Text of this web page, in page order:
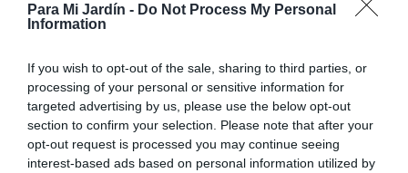
Para Mi Jardín - Do Not Process My Personal
Information
If you wish to opt-out of the sale, sharing to third parties, or
processing of your personal or sensitive information for
targeted advertising by us, please use the below opt-out
section to confirm your selection. Please note that after your
opt-out request is processed you may continue seeing
interest-based ads based on personal information utilized by